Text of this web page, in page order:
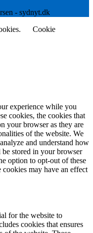
- sydnyt.dk
Cookie
experience while you
cookies, the cookies that
your browser as they are
of the website. We
and understand how
stored in your browser
option to opt-out of these
may have an effect
for the website to
cookies that ensures